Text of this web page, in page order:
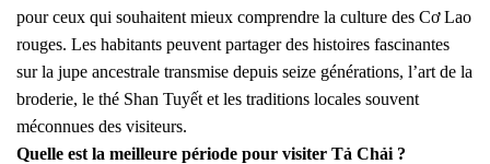
pour ceux qui souhaitent mieux comprendre la culture des Cơ Lao
rouges. Les habitants peuvent partager des histoires fascinantes
sur la jupe ancestrale transmise depuis seize générations, l’art de la
broderie, le thé Shan Tuyết et les traditions locales souvent
méconnues des visiteurs.
Quelle est la meilleure période pour visiter Tả Chải ?